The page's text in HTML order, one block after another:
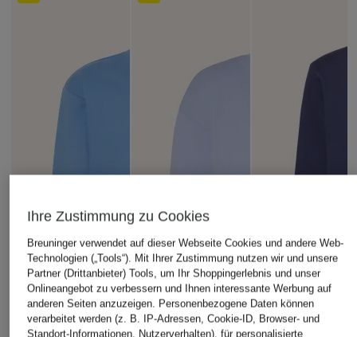
Ihre Zustimmung zu Cookies
Breuninger verwendet auf dieser Webseite Cookies und andere Web-
Technologien („Tools“). Mit Ihrer Zustimmung nutzen wir und unsere
Partner (Drittanbieter) Tools, um Ihr Shoppingerlebnis und unser
Onlineangebot zu verbessern und Ihnen interessante Werbung auf
anderen Seiten anzuzeigen. Personenbezogene Daten können
verarbeitet werden (z. B. IP-Adressen, Cookie-ID, Browser- und
Standort-Informationen, Nutzerverhalten), für personalisierte